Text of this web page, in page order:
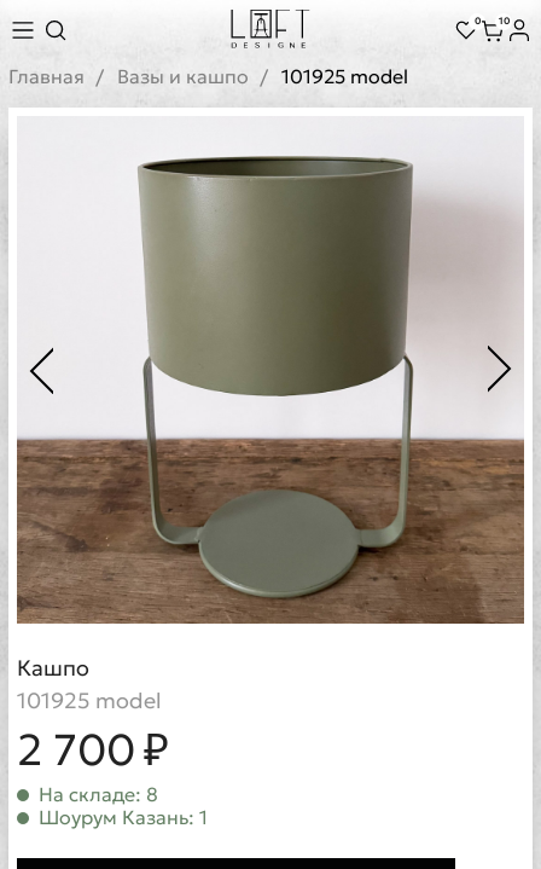
0 10
Главная Вазы и кашпо 101925 model
Кашпо
101925 model
2 700 ₽
На складе: 8
Шоурум Казань: 1